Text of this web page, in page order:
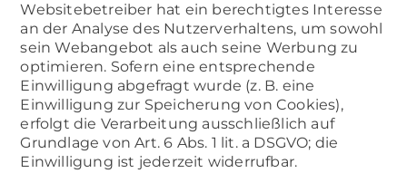
Websitebetreiber hat ein berechtigtes Interesse
an der Analyse des Nutzerverhaltens, um sowohl
sein Webangebot als auch seine Werbung zu
optimieren. Sofern eine entsprechende
Einwilligung abgefragt wurde (z. B. eine
Einwilligung zur Speicherung von Cookies),
erfolgt die Verarbeitung ausschließlich auf
Grundlage von Art. 6 Abs. 1 lit. a DSGVO; die
Einwilligung ist jederzeit widerrufbar.